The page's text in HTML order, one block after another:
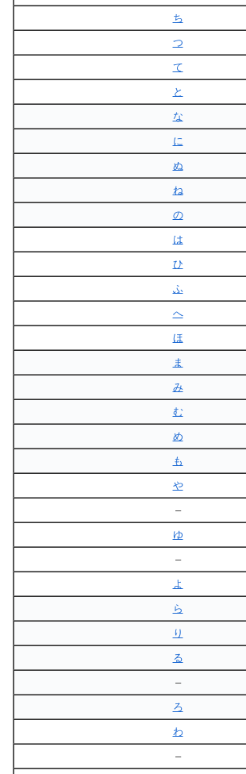
ち
つ
て
と
な
に
ぬ
ね
の
は
ひ
ふ
へ
ほ
ま
み
む
め
も
や
–
ゆ
–
よ
ら
り
る
–
ろ
わ
–